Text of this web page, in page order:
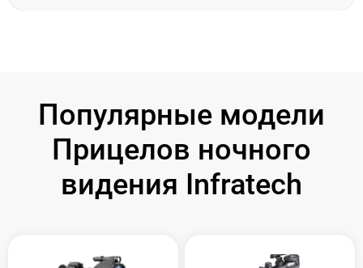
Популярные модели
Прицелов ночного
видения Infratech